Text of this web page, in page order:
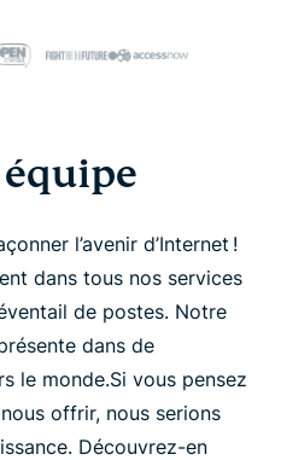
l’avenir d’Internet !
dans tous nos services
de postes. Notre
dans de
le monde.Si vous pensez
offrir, nous serions
Découvrez-en